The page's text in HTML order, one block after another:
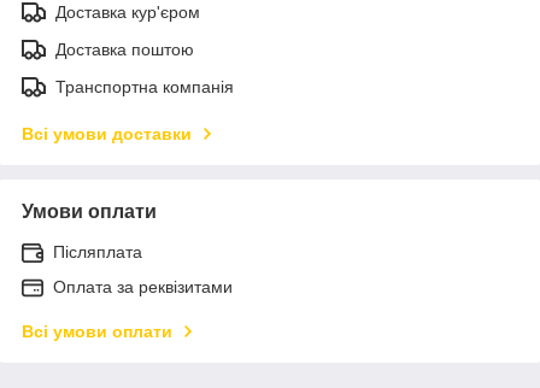
Доставка кур'єром
Доставка поштою
Транспортна компанія
Всі умови доставки
Умови оплати
Післяплата
Оплата за реквізитами
Всі умови оплати